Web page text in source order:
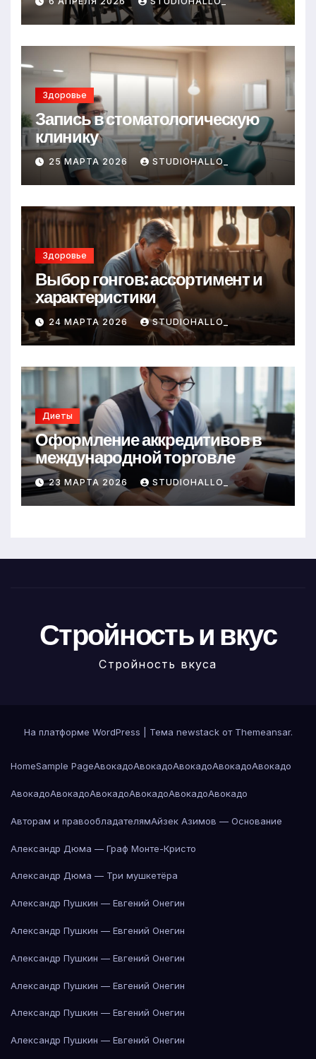
Здоровье
Запись в стоматологическую
клинику
25 МАРТА 2026 STUDIOHALLO_
Здоровье
Выбор гонгов: ассортимент и
характеристики
24 МАРТА 2026 STUDIOHALLO_
Диеты
Оформление аккредитивов в
международной торговле
23 МАРТА 2026 STUDIOHALLO_
Стройность и вкус
Стройность вкуса
На платформе WordPress Тема newstack от Themeansar.
HomeSample PageАвокадоАвокадоАвокадоАвокадоАвокадо
АвокадоАвокадоАвокадоАвокадоАвокадоАвокадо
Авторам и правообладателямАйзек Азимов — Основание
Александр Дюма — Граф Монте-Кристо
Александр Дюма — Три мушкетёра
Александр Пушкин — Евгений Онегин
Александр Пушкин — Евгений Онегин
Александр Пушкин — Евгений Онегин
Александр Пушкин — Евгений Онегин
Александр Пушкин — Евгений Онегин
Александр Пушкин — Евгений Онегин